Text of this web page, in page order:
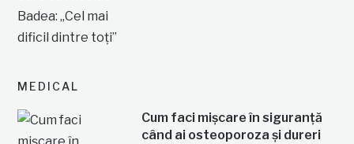
MEDICAL
Cum faci mișcare în siguranță
când ai osteoporoza și dureri